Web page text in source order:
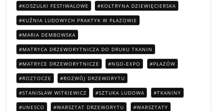
KOSZULKI FESTIWALOWE KOŁTRYNA DZIEWIĘCIERSKA
KUŹNIA LUDOWYCH PRAKTYK W PŁAZOWIE
MARIA DEMBOWSKA
MATRYCA DRZEWORYTNICZA DO DRUKU TKANIN
MATRYCE DRZEWORYTNICZE NGO-EXPO PŁAZÓW
ROZTOCZE ROZWÓJ DRZEWORYTU
STANISŁAW WITKIEWICZ SZTUKA LUDOWA TKANINY
UNESCO WARSZTAT DRZEWORYTU WARSZTATY